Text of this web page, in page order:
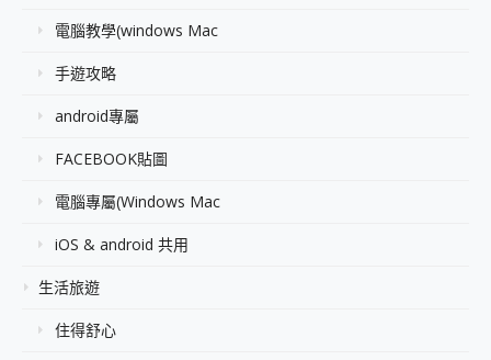
電腦教學(windows Mac
手遊攻略
android專屬
FACEBOOK貼圖
電腦專屬(Windows Mac
iOS & android 共用
生活旅遊
住得舒心